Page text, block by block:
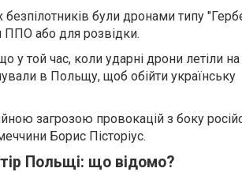
були дронами типу
або для розвідки.
у той час, коли ударні дрони летіли на
в Польщу, щоб обійти українську
загрозою провокацій з боку
Борис Пісторіус.
Польщі: що відомо?